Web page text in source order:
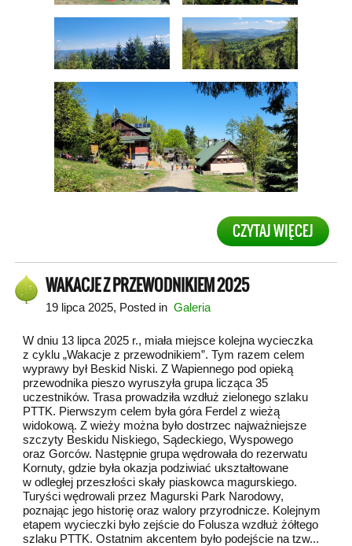
CZYTAJ WIĘCEJ
WAKACJE Z PRZEWODNIKIEM 2025
19 lipca 2025, Posted in Galeria
W dniu 13 lipca 2025 r., miała miejsce kolejna wycieczka
z cyklu „Wakacje z przewodnikiem”. Tym razem celem
wyprawy był Beskid Niski. Z Wapiennego pod opieką
przewodnika pieszo wyruszyła grupa licząca 35
uczestników. Trasa prowadziła wzdłuż zielonego szlaku
PTTK. Pierwszym celem była góra Ferdel z wieżą
widokową. Z wieży można było dostrzec najważniejsze
szczyty Beskidu Niskiego, Sądeckiego, Wyspowego
oraz Gorców. Następnie grupa wędrowała do rezerwatu
Kornuty, gdzie była okazja podziwiać ukształtowane
w odległej przeszłości skały piaskowca magurskiego.
Turyści wędrowali przez Magurski Park Narodowy,
poznając jego historię oraz walory przyrodnicze. Kolejnym
etapem wycieczki było zejście do Folusza wzdłuż żółtego
szlaku PTTK. Ostatnim akcentem było podejście na tzw...